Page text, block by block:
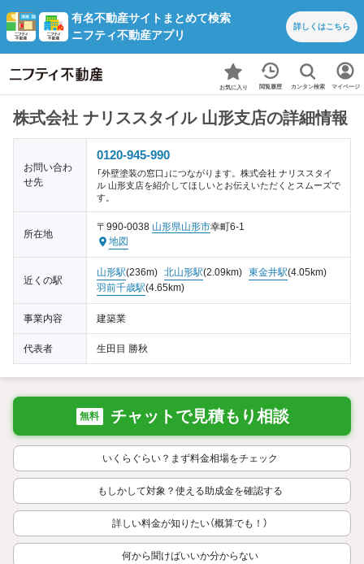
有名不動産サイトまとめて検索
ニフティ不動産アプリ
詳しくはこちら
お気に入り 閲覧履歴 カンタン検索 マイページ
株式会社 ナリススタイル 山形支店の詳細情報
お問い合わ
せ先
0120-945-990
「外壁塗装の窓口」につながります。株式会社 ナリススタイ
ル 山形支店を紹介してほしいとお伝えいただくとスムーズで
す。
所在地
〒990-0038 山形県山形市幸町6-1
地図
近くの駅
山形駅(236m) 北山形駅(2.09km) 東金井駅(4.05km)
羽前千歳駅(4.65km)
事業内容 建築業
代表者 生田目 勝秋
無料 チャットで見積もり相談
いくらぐらい？まず料金相場をチェック
もしかして対象？使える助成金を確認する
詳しい料金が知りたい（概算でも！）
何から聞けばいいか分からない